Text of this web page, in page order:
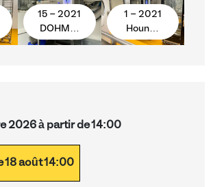
15 - 2021
DOHM…
1 - 2021
Houn…
2026 à partir de 14:00
18 août14:00